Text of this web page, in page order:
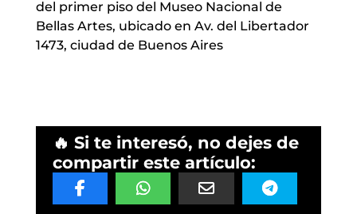
del primer piso del Museo Nacional de
Bellas Artes, ubicado en Av. del Libertador
1473, ciudad de Buenos Aires
🔥 Si te interesó, no dejes de
compartir este artículo: